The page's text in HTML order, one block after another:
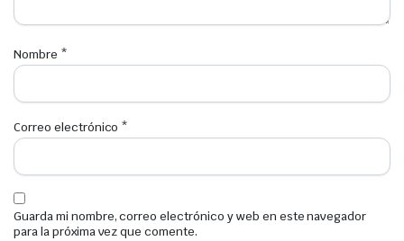
Nombre *
Correo electrónico *
Guarda mi nombre, correo electrónico y web en este navegador
para la próxima vez que comente.